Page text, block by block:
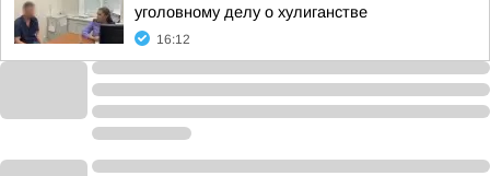
уголовному делу о хулиганстве
16:12